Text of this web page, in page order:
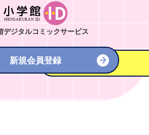
デジタルコミックサービス
新規会員登録